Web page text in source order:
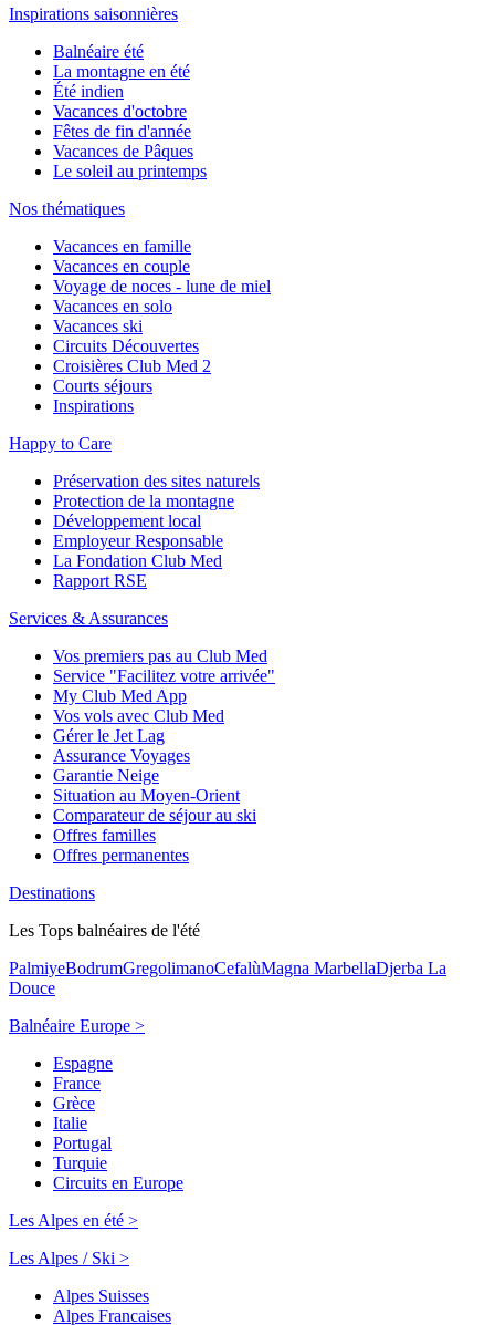
Inspirations saisonnières
Balnéaire été
La montagne en été
Été indien
Vacances d'octobre
Fêtes de fin d'année
Vacances de Pâques
Le soleil au printemps
Nos thématiques
Vacances en famille
Vacances en couple
Voyage de noces - lune de miel
Vacances en solo
Vacances ski
Circuits Découvertes
Croisières Club Med 2
Courts séjours
Inspirations
Happy to Care
Préservation des sites naturels
Protection de la montagne
Développement local
Employeur Responsable
La Fondation Club Med
Rapport RSE
Services & Assurances
Vos premiers pas au Club Med
Service "Facilitez votre arrivée"
My Club Med App
Vos vols avec Club Med
Gérer le Jet Lag
Assurance Voyages
Garantie Neige
Situation au Moyen-Orient
Comparateur de séjour au ski
Offres familles
Offres permanentes
Destinations
Les Tops balnéaires de l'été
PalmiyeBodrumGregolimanoCefalùMagna MarbellaDjerba La
Douce
Balnéaire Europe >
Espagne
France
Grèce
Italie
Portugal
Turquie
Circuits en Europe
Les Alpes en été >
Les Alpes / Ski >
Alpes Suisses
Alpes Francaises